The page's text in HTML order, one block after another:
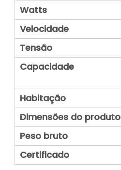
Watts
Velocidade
Tensão
Capacidade
Habitação
Dimensões do produto
Peso bruto
Certificado